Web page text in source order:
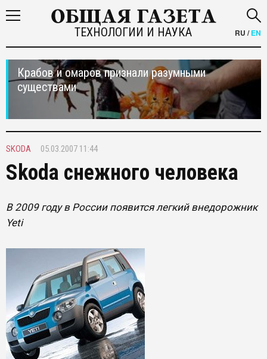
ТЕХНОЛОГИИ И НАУКА RU /EN
Крабов и омаров признали разумными
существами
SKODA 05.03.2007 11:44
Skoda cнежного человека
В 2009 году в России появится легкий внедорожник
Yeti